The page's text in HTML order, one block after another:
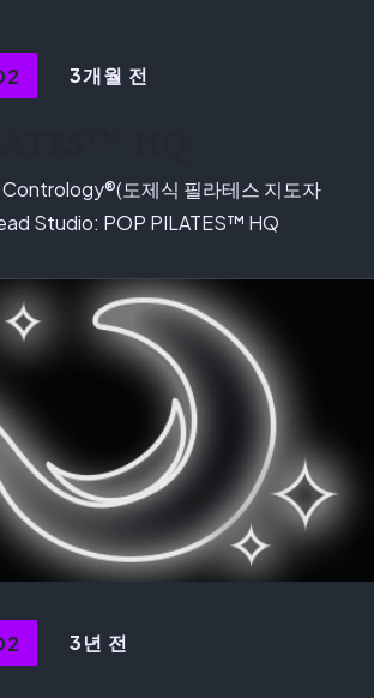
3개월 전
도제식 필라테스 지도자
Studio: POP PILATES™ HQ
3년 전